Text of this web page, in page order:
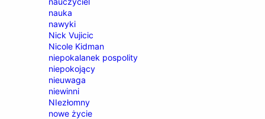
nauka
nawyki
Nick Vujicic
Nicole Kidman
niepokalanek pospolity
niepokojący
nieuwaga
niewinni
NIezłomny
nowe życie